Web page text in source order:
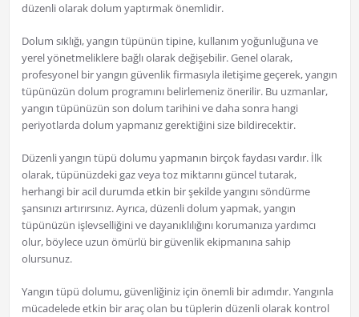
düzenli olarak dolum yaptırmak önemlidir.
Dolum sıklığı, yangın tüpünün tipine, kullanım yoğunluğuna ve
yerel yönetmeliklere bağlı olarak değişebilir. Genel olarak,
profesyonel bir yangın güvenlik firmasıyla iletişime geçerek, yangın
tüpünüzün dolum programını belirlemeniz önerilir. Bu uzmanlar,
yangın tüpünüzün son dolum tarihini ve daha sonra hangi
periyotlarda dolum yapmanız gerektiğini size bildirecektir.
Düzenli yangın tüpü dolumu yapmanın birçok faydası vardır. İlk
olarak, tüpünüzdeki gaz veya toz miktarını güncel tutarak,
herhangi bir acil durumda etkin bir şekilde yangını söndürme
şansınızı artırırsınız. Ayrıca, düzenli dolum yapmak, yangın
tüpünüzün işlevselliğini ve dayanıklılığını korumanıza yardımcı
olur, böylece uzun ömürlü bir güvenlik ekipmanına sahip
olursunuz.
Yangın tüpü dolumu, güvenliğiniz için önemli bir adımdır. Yangınla
mücadelede etkin bir araç olan bu tüplerin düzenli olarak kontrol